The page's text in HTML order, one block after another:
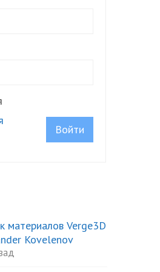
Войти
материалов Verge3D
Kovelenov